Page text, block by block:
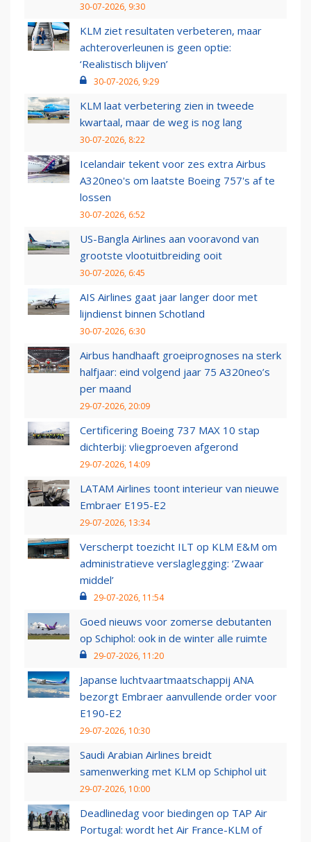
30-07-2026, 9:30
KLM ziet resultaten verbeteren, maar
achteroverleunen is geen optie:
‘Realistisch blijven’
30-07-2026, 9:29
KLM laat verbetering zien in tweede
kwartaal, maar de weg is nog lang
30-07-2026, 8:22
Icelandair tekent voor zes extra Airbus
A320neo's om laatste Boeing 757's af te
lossen
30-07-2026, 6:52
US-Bangla Airlines aan vooravond van
grootste vlootuitbreiding ooit
30-07-2026, 6:45
AIS Airlines gaat jaar langer door met
lijndienst binnen Schotland
30-07-2026, 6:30
Airbus handhaaft groeiprognoses na sterk
halfjaar: eind volgend jaar 75 A320neo’s
per maand
29-07-2026, 20:09
Certificering Boeing 737 MAX 10 stap
dichterbij: vliegproeven afgerond
29-07-2026, 14:09
LATAM Airlines toont interieur van nieuwe
Embraer E195-E2
29-07-2026, 13:34
Verscherpt toezicht ILT op KLM E&M om
administratieve verslaglegging: ‘Zwaar
middel’
29-07-2026, 11:54
Goed nieuws voor zomerse debutanten
op Schiphol: ook in de winter alle ruimte
29-07-2026, 11:20
Japanse luchtvaartmaatschappij ANA
bezorgt Embraer aanvullende order voor
E190-E2
29-07-2026, 10:30
Saudi Arabian Airlines breidt
samenwerking met KLM op Schiphol uit
29-07-2026, 10:00
Deadlinedag voor biedingen op TAP Air
Portugal: wordt het Air France-KLM of